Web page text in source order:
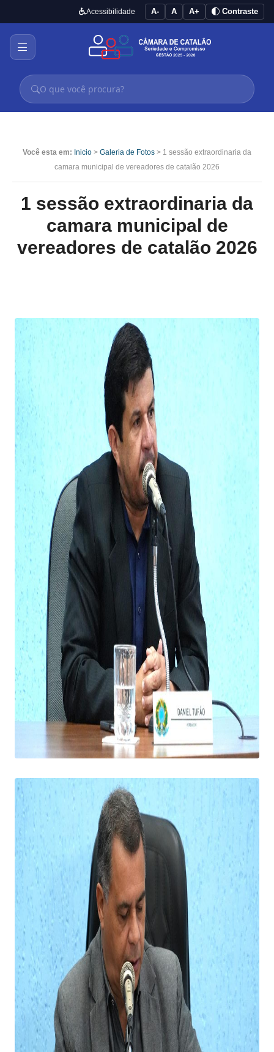
Acessibilidade A- A A+ Contraste
Você esta em: Inicio > Galeria de Fotos > 1 sessão extraordinaria da
camara municipal de vereadores de catalão 2026
1 sessão extraordinaria da
camara municipal de
vereadores de catalão 2026